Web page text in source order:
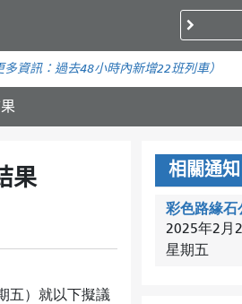
多資訊： 過去48小時內新增22班列車）
果
五）就以下擬議
相關通知
彩色路緣石
2025年2月
星期五